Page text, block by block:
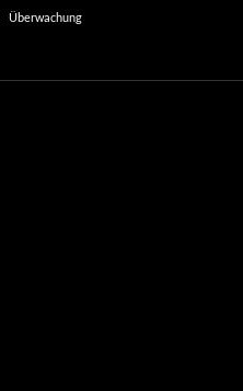
Überwachung